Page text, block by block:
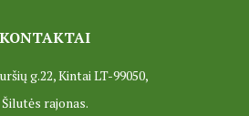
GENIUS LOCI. Rengiamos kiemo edukacinės
GENIUS LOCI. Vydūno suolelio projektas
GENIUS LOCI. Projekto idėja
KONTAKTAI
g.22, Kintai LT-99050,
Šilutės rajonas.